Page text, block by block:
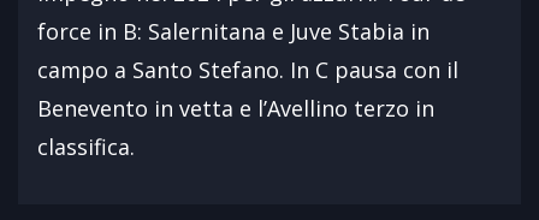
force in B: Salernitana e Juve Stabia in
campo a Santo Stefano. In C pausa con il
Benevento in vetta e l’Avellino terzo in
classifica.